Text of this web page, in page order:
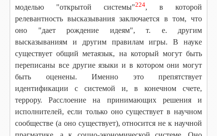
моделью "открытой системы"224, в которой
релевантность высказывания заключается в том, что
оно "дает рождение идеям", т. е. другим
высказываниям и другим правилам игры. В науке
существует общий метаязык, на который могут быть
переписаны все другие языки и в котором они могут
быть оценены. Именно это препятствует
идентификации с системой и, в конечном счете,
террору. Расслоение на принимающих решения и
исполнителей, если только оно существует в научном
сообществе (а оно существует), относится не к научной